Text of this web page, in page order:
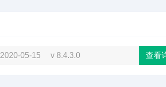
2020-05-15 v 8.4.3.0 查看